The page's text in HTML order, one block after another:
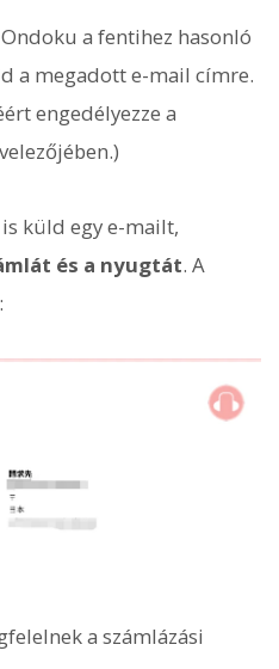
a fentihez hasonló
a megadott e-mail címre.
engedélyezze a
küld egy e-mailt,
és a nyugtát. A
a számlázási